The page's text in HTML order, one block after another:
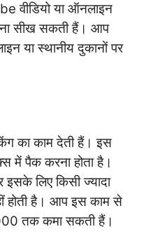
वीडियो या ऑनलाइन
सीख सकती हैं। आप
या स्थानीय दुकानों पर
का काम देती हैं। इस
में पैक करना होता है।
लिए किसी ज्यादा
होती है। आप इस काम से
तक कमा सकती हैं।